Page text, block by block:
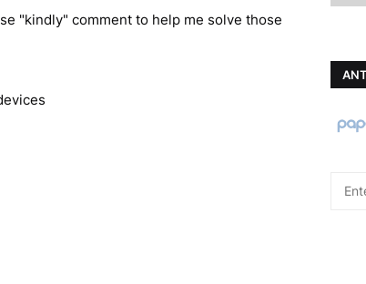
"kindly" comment to help me solve those